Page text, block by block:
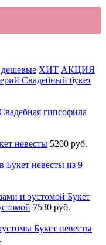
дешевые ХИТ АКЦИЯ
Свадебный букет
гипсофила
невесты 5200 руб.
Букет невесты из 9
Букет
7530 руб.
Букет невесты